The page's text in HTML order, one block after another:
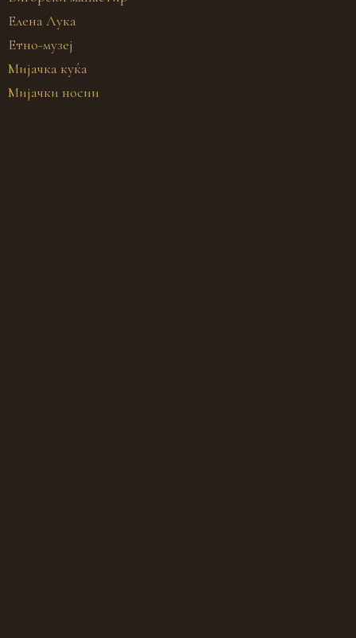
Елена Лука
Етно-музеј
Мијачка куќа
Мијачки носии